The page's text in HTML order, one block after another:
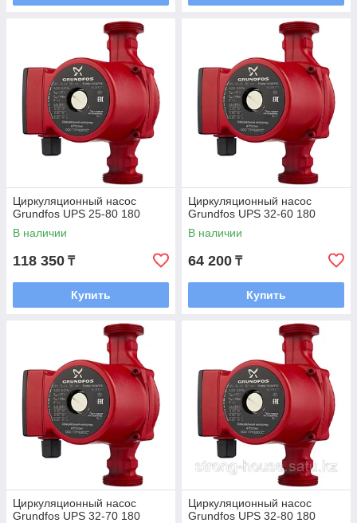
Циркуляционный насос
Grundfos UPS 25-80 180
В наличии
118 350 ₸
Купить
Циркуляционный насос
Grundfos UPS 32-60 180
В наличии
64 200 ₸
Купить
Циркуляционный насос
Grundfos UPS 32-70 180
Циркуляционный насос
Grundfos UPS 32-80 180